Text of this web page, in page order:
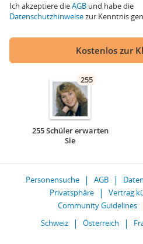
Ich akzeptiere dieAGB und habe die
Datenschutzhinweisezur Kenntnis
Kostenlos zur
255
255 Schüler erwarten
Sie
Personensuche AGB
Privatsphäre
Vertrag
Community Guidelines
Schweiz
Österreich